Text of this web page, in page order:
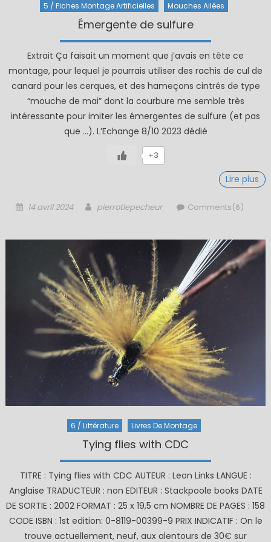
5 / Fiches Montage Artificielles Mouches Ailées
Émergente de sulfure
Extrait Ça faisait un moment que j’avais en tête ce
montage, pour lequel je pourrais utiliser des rachis de cul de
canard pour les cerques, et des hameçons cintrés de type
“mouche de mai” dont la courbure me semble très
intéressante pour imiter les émergentes de sulfure (et pas
que …). L’Echange 8/10 2023 dédié
+3
Lire plus
Posted
14 avril 2024 Author
pierrotlepecheur Comments(6)
6 / Littérature Livres De Montage
Tying flies with CDC
TITRE : Tying flies with CDC AUTEUR : Leon Links LANGUE :
Anglaise TRADUCTEUR : non EDITEUR : Stackpoole books DATE
DE SORTIE : 2002 FORMAT : 25 x 19,5 cm NOMBRE DE PAGES : 158
CODE ISBN : 1st edition: 0-8119-00399-9 PRIX INDICATIF : On le
trouve actuellement, neuf, aux alentours de 30€ sur